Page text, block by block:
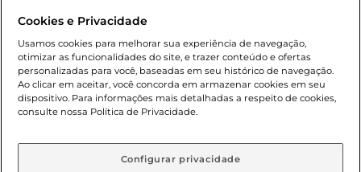
cliente. Os preços, ofertas e condições são exclusivos para
o e-commerce e válidos durante o dia de hoje, podendo
sofrer alterações sem prévia notificação. Proibida a venda
de bebidas alcoólicas para menores de 18 anos, conforme
Lei n.º 8069/90, art. 81, inciso II (Estatuto da Criança e do
Adolescente). Preços e condições exclusivos para o
aviso prévio. O valor mínimo para as compras on-line é de
Cookies e Privacidade
Usamos cookies para melhorar sua experiência de navegação,
otimizar as funcionalidades do site, e trazer conteúdo e ofertas
personalizadas para você, baseadas em seu histórico de navegação.
Ao clicar em aceitar, você concorda em armazenar cookies em seu
dispositivo. Para informações mais detalhadas a respeito de cookies,
consulte nossa Política de Privacidade.
Configurar privacidade